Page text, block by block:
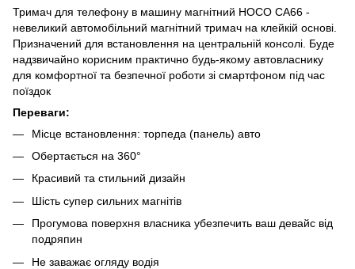
Тримач для телефону в машину магнітний HOCO CA66 -
невеликий автомобільний магнітний тримач на клейкій основі.
Призначений для встановлення на центральній консолі. Буде
надзвичайно корисним практично будь-якому автовласнику
для комфортної та безпечної роботи зі смартфоном під час
поїздок
Переваги:
Місце встановлення: торпеда (панель) авто
Обертається на 360°
Красивий та стильний дизайн
Шість супер сильних магнітів
Прогумова поверхня власника убезпечить ваш девайс від
подряпин
Не заважає огляду водія